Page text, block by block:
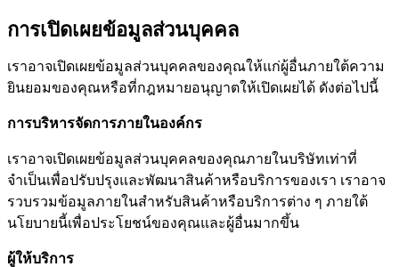
การเปิดเผยข้อมูลส่วนบุคคล
เราอาจเปิดเผยข้อมูลส่วนบุคคลของคุณให้แก่ผู้อื่นภายใต้ความ
ยินยอมของคุณหรือที่กฎหมายอนุญาตให้เปิดเผยได้ ดังต่อไปนี้
การบริหารจัดการภายในองค์กร
เราอาจเปิดเผยข้อมูลส่วนบุคคลของคุณภายในบริษัทเท่าที่
จำเป็นเพื่อปรับปรุงและพัฒนาสินค้าหรือบริการของเรา เราอาจ
รวบรวมข้อมูลภายในสำหรับสินค้าหรือบริการต่าง ๆ ภายใต้
นโยบายนี้เพื่อประโยชน์ของคุณและผู้อื่นมากขึ้น
ผู้ให้บริการ